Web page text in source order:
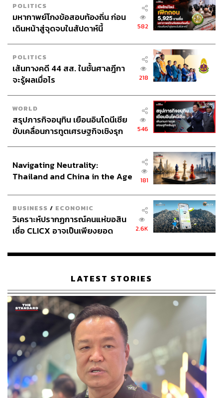
POLITICS
มหากาพย์โกงข้อสอบท้องถิ่น ก่อน
เดินหน้าสู่จุดจบในสัปดาห์นี้
582
POLITICS
เส้นทางคดี 44 สส. ในชั้นศาลฎีกา
จะรู้ผลเมื่อไร
218
WORLD
สรุปภารกิจอนุทิน เยือนอินโดนีเซีย
ขับเคลื่อนการทูตเศรษฐกิจเชิงรุก
546
Navigating Neutrality:
Thailand and China in the Age
181
BUSINESS / ECONOMIC
วิเคราะห์ปรากฏการณ์คนแห่ขอสิน
เชื่อ CLICX อาจเป็นเพียงยอด
เรือนไทยที่ถูกซุกไว้
2.6K
LATEST STORIES